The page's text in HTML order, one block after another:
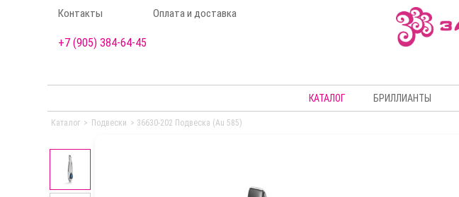
Контакты Оплата и доставка
+7 (905) 384-64-45
КАТАЛОГ БРИЛЛИАНТЫ
Каталог > Подвески > 36630-202 Подвеска (Au 585)